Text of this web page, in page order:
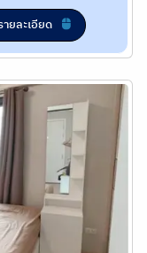
ายละเอียด